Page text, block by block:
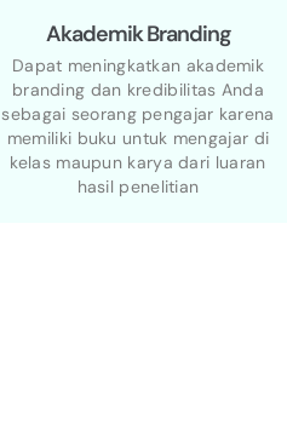
Akademik Branding
Dapat meningkatkan akademik
branding dan kredibilitas Anda
sebagai seorang pengajar karena
memiliki buku untuk mengajar di
kelas maupun karya dari luaran
hasil penelitian